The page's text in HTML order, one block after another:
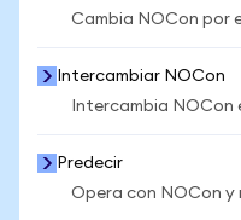
Cambia NOCon por
Intercambiar NOCon
Intercambia NOCon
Predecir
Opera con NOCon